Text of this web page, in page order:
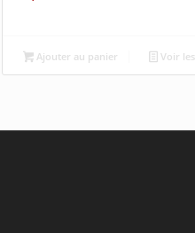
Ajouter au panier Voir